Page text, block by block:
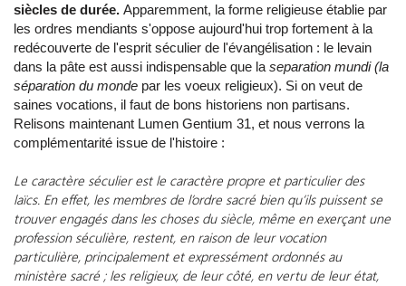
siècles de durée. Apparemment, la forme religieuse établie par
les ordres mendiants s'oppose aujourd'hui trop fortement à la
redécouverte de l'esprit séculier de l'évangélisation : le levain
dans la pâte est aussi indispensable que la separation mundi (la
séparation du monde par les voeux religieux). Si on veut de
saines vocations, il faut de bons historiens non partisans.
Relisons maintenant Lumen Gentium 31, et nous verrons la
complémentarité issue de l'histoire :
Le caractère séculier est le caractère propre et particulier des
laïcs. En effet, les membres de l’ordre sacré bien qu’ils puissent se
trouver engagés dans les choses du siècle, même en exerçant une
profession séculière, restent, en raison de leur vocation
particulière, principalement et expressément ordonnés au
ministère sacré ; les religieux, de leur côté, en vertu de leur état,